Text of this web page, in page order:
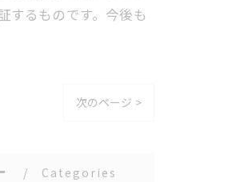
するものです。今後も
次のページ >
Categories